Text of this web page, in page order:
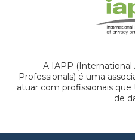
A IAPP (International
Professionals) é uma
atuar com profissionais
de